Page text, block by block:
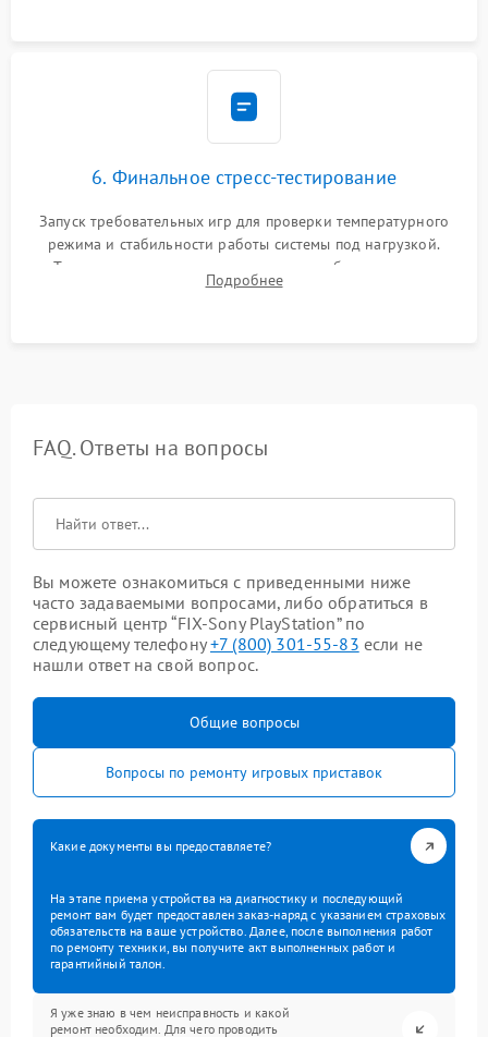
6. Финальное стресс-тестирование
Запуск требовательных игр для проверки температурного
режима и стабильности работы системы под нагрузкой.
Тестирование привода, синхронизации беспроводных
геймпадов, выхода в сеть и выдачи изображения без
Подробнее
FAQ. Ответы на вопросы
Вы можете ознакомиться с приведенными ниже
часто задаваемыми вопросами, либо обратиться в
сервисный центр “FIX-Sony PlayStation” по
следующему телефону+7 (800) 301-55-83 если не
нашли ответ на свой вопрос.
Общие вопросы
Вопросы по ремонту игровых приставок
Какие документы вы предоставляете?
На этапе приема устройства на диагностику и последующий
ремонт вам будет предоставлен заказ-наряд с указанием страховых
обязательств на ваше устройство. Далее, после выполнения работ
по ремонту техники, вы получите акт выполненных работ и
гарантийный талон.
Я уже знаю в чем неисправность и какой
ремонт необходим. Для чего проводить